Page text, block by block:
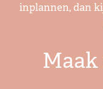
inplannen, dan